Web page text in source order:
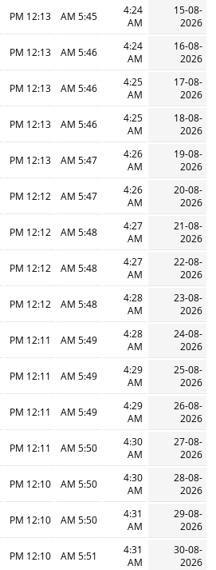
15-08-
2026
4:24
AM
5:45 AM
12:13 PM
16-08-
2026
4:24
AM
5:46 AM
12:13 PM
17-08-
2026
4:25
AM
5:46 AM
12:13 PM
18-08-
2026
4:25
AM
5:46 AM
12:13 PM
19-08-
2026
4:26
AM
5:47 AM
12:13 PM
20-08-
2026
4:26
AM
5:47 AM
12:12 PM
21-08-
2026
4:27
AM
5:48 AM
12:12 PM
22-08-
2026
4:27
AM
5:48 AM
12:12 PM
23-08-
2026
4:28
AM
5:48 AM
12:12 PM
24-08-
2026
4:28
AM
5:49 AM
12:11 PM
25-08-
2026
4:29
AM
5:49 AM
12:11 PM
26-08-
2026
4:29
AM
5:49 AM
12:11 PM
27-08-
2026
4:30
AM
5:50 AM
12:11 PM
28-08-
2026
4:30
AM
5:50 AM
12:10 PM
29-08-
2026
4:31
AM
5:50 AM
12:10 PM
30-08-
2026
4:31
AM
5:51 AM
12:10 PM